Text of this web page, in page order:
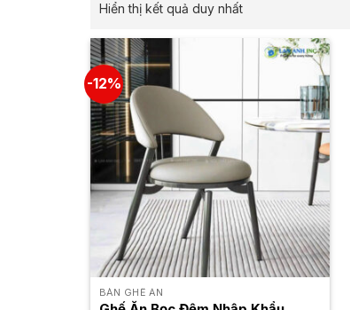
Hiển thị kết quả duy nhất
-12%
BÀN GHẾ ĂN